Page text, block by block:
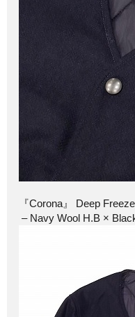
『Corona』 Deep
– Navy Wool H.B ×